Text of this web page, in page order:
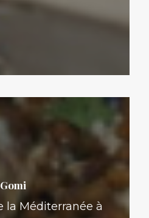
Gomi
la Méditerranée à